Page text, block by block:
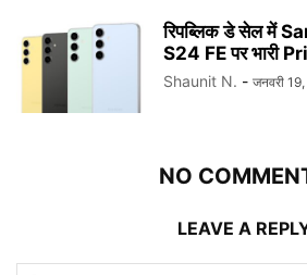
रिपब्लिक डे सेल में
S24 FE पर भारी
Shaunit N. - जनवरी
NO
LEAVE A